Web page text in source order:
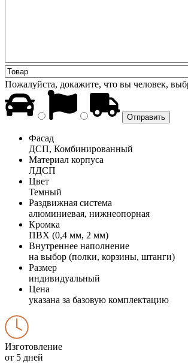
Пожалуйста, докажите, что вы человек,
Фасад
ДСП, Комбинированный
Материал корпуса
ЛДСП
Цвет
Темный
Раздвижная система
алюминиевая, нижнеопорная
Кромка
ПВХ (0,4 мм, 2 мм)
Внутреннее наполнение
на выбор (полки, корзины, штанги)
Размер
индивидуальный
Цена
указана за базовую комплектацию
Изготовление
от 5 дней